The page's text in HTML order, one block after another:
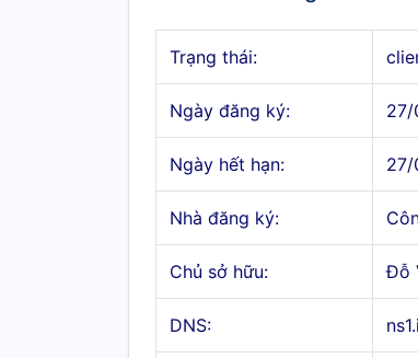
Trạng thái:
Ngày đăng ký: 27/
Ngày hết hạn:
Nhà đăng ký:
Chủ sở hữu: Đỗ
DNS: